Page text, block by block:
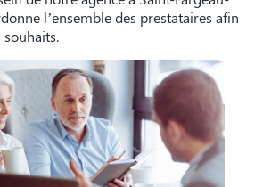
l’ensemble des prestataires afin